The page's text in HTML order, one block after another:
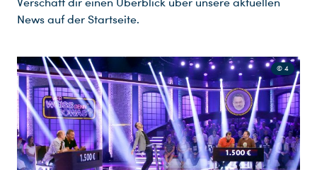
News auf der Startseite.
© 4